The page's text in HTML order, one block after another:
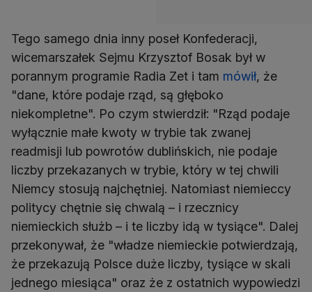
Tego samego dnia inny poseł Konfederacji,
wicemarszałek Sejmu Krzysztof Bosak był w
porannym programie Radia Zet i tam mówił, że
"dane, które podaje rząd, są głęboko
niekompletne". Po czym stwierdził: "Rząd podaje
wyłącznie małe kwoty w trybie tak zwanej
readmisji lub powrotów dublińskich, nie podaje
liczby przekazanych w trybie, który w tej chwili
Niemcy stosują najchętniej. Natomiast niemieccy
politycy chętnie się chwalą – i rzecznicy
niemieckich służb – i te liczby idą w tysiące". Dalej
przekonywał, że "władze niemieckie potwierdzają,
że przekazują Polsce duże liczby, tysiące w skali
jednego miesiąca" oraz że z ostatnich wypowiedzi